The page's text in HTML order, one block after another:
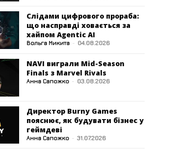
Слідами цифрового прораба:
що насправді ховається за
хайпом Agentic AI
Вольга Микита - 04.08.2026
NAVI виграли Mid-Season
Finals з Marvel Rivals
Анна Сапожко - 03.08.2026
Директор Burny Games
пояснює, як будувати бізнес у
геймдеві
Анна Сапожко - 31.07.2026